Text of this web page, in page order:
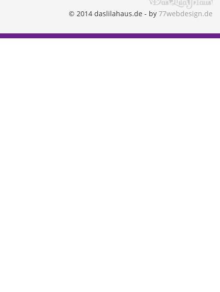
© 2014 daslilahaus.de - by 77webdesign.de